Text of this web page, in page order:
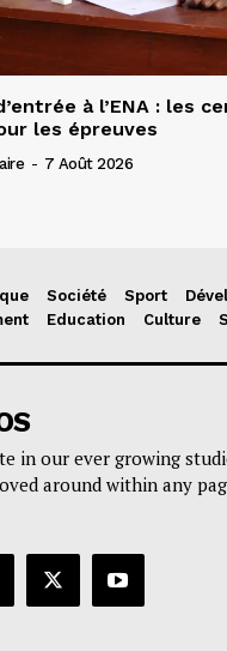
à l’ENA : les
les épreuves
- 7 Août 2026
Société Sport
Education Culture
in our ever growing
around within any